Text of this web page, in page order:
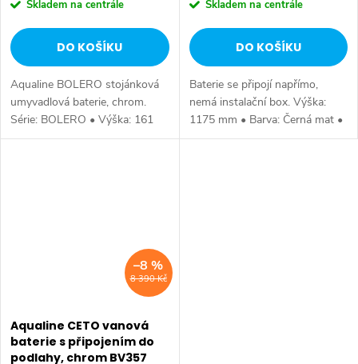
Skladem na centrále
DO KOŠÍKU
Aqualine BOLERO stojánková
umyvadlová baterie, chrom.
Série: BOLERO • Výška: 161
mm • Hloubka: 164 mm •
Skladem na centrále
DO KOŠÍKU
Baterie se připojí napřímo,
nemá instalační box. Výška:
1175 mm • Barva: Černá mat •
Materiál: Mosaz • Tvar: Kruhové
8 390 Kč
–8 %
Aqualine CETO vanová
baterie s připojením do
podlahy, chrom BV357